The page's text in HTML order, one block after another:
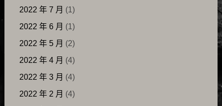
2022 年 7 月 (1)
2022 年 6 月 (1)
2022 年 5 月 (2)
2022 年 4 月 (4)
2022 年 3 月 (4)
2022 年 2 月 (4)